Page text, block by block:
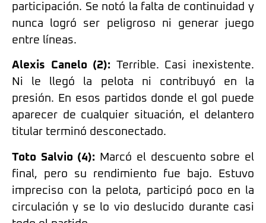
participación. Se notó la falta de continuidad y
nunca logró ser peligroso ni generar juego
entre líneas.
Alexis Canelo (2): Terrible. Casi inexistente.
Ni le llegó la pelota ni contribuyó en la
presión. En esos partidos donde el gol puede
aparecer de cualquier situación, el delantero
titular terminó desconectado.
Toto Salvio (4): Marcó el descuento sobre el
final, pero su rendimiento fue bajo. Estuvo
impreciso con la pelota, participó poco en la
circulación y se lo vio deslucido durante casi